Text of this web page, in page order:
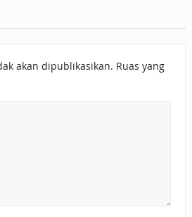
akan dipublikasikan. Ruas yang